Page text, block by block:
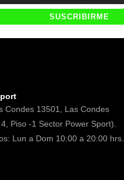
Condes 13501, Las Condes
Piso -1 Sector Power Sport).
Lun a Dom 10:00 a 20:00 hrs.